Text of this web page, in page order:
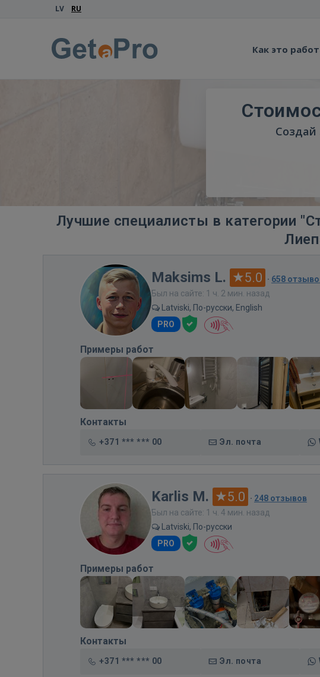
LV RU
Как это
Создай
Лучшие специалисты в категории
Maksims L. 5.0 · 658
Был на сайте: 1 ч. 2 мин. назад
Latviski, По-русски, English
PRO
Примеры работ
Контакты
+371 *** *** 00 Эл. почта
Karlis M. 5.0 · 248 отзывов
Был на сайте: 1 ч. 4 мин. назад
Latviski, По-русски
PRO
Примеры работ
Контакты
+371 *** *** 00 Эл. почта